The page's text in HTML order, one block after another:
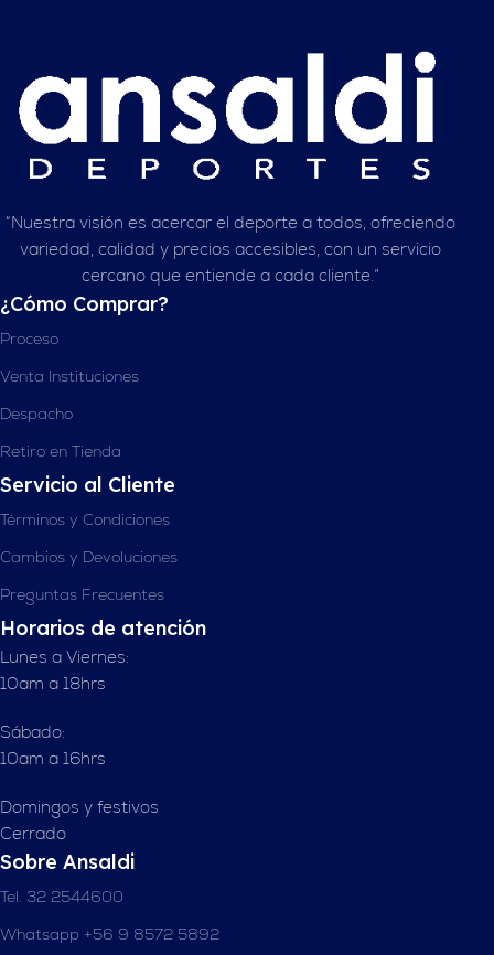
“Nuestra visión es acercar el deporte a todos, ofreciendo
variedad, calidad y precios accesibles, con un servicio
cercano que entiende a cada cliente.”
¿Cómo Comprar?
Proceso
Venta Instituciones
Despacho
Retiro en Tienda
Servicio al Cliente
Términos y Condiciones
Cambios y Devoluciones
Preguntas Frecuentes
Horarios de atención
Lunes a Viernes:
10am a 18hrs
Sábado:
10am a 16hrs
Domingos y festivos
Cerrado
Sobre Ansaldi
Tel. 32 2544600
Whatsapp +56 9 8572 5892